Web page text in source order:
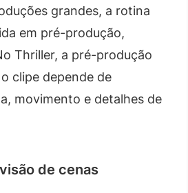
grandes, a rotina
em pré-produção,
Thriller, a pré-produção
clipe depende de
movimento e detalhes de
de cenas